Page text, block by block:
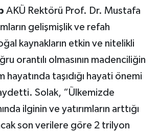
AKÜ Rektörü Prof. Dr. Mustafa
gelişmişlik ve refah
kaynakların etkin ve nitelikli
orantılı olmasının madenciliğin
hayatında taşıdığı hayati önemi
Solak, “Ülkemizde
ilginin ve yatırımların arttığı
son verilere göre 2 trilyon